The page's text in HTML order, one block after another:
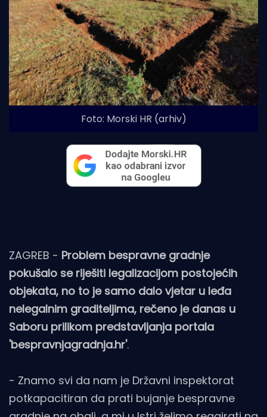
Foto: Morski HR (arhiv)
ZAGREB - Problem bespravne gradnje
pokušalo se riješiti legalizacijom postojećih
objekata, no to je samo dalo vjetar u leđa
nelegalnim graditeljima, rečeno je danas u
Saboru prilikom predstavljanja portala
'bespravnjagradnja.hr'.
- Znamo svi da nam je Državni inspektorat
potkapacitiran da prati bujanje bespravne